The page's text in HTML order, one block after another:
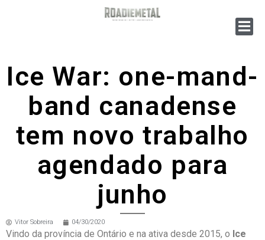
Ice War: one-mand-
band canadense
tem novo trabalho
agendado para
junho
Vitor Sobreira 04/30/2020
Vindo da província de Ontário e na ativa desde 2015, o Ice